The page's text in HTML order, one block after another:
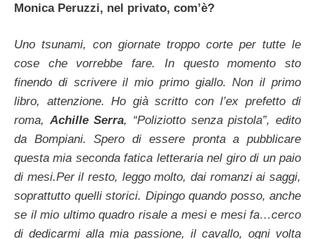
Monica Peruzzi, nel privato, com’è?
Uno tsunami, con giornate troppo corte per tutte le
cose che vorrebbe fare. In questo momento sto
finendo di scrivere il mio primo giallo. Non il primo
libro, attenzione. Ho già scritto con l’ex prefetto di
roma, Achille Serra, “Poliziotto senza pistola”, edito
da Bompiani. Spero di essere pronta a pubblicare
questa mia seconda fatica letteraria nel giro di un paio
di mesi.Per il resto, leggo molto, dai romanzi ai saggi,
soprattutto quelli storici. Dipingo quando posso, anche
se il mio ultimo quadro risale a mesi e mesi fa…cerco
di dedicarmi alla mia passione, il cavallo, ogni volta